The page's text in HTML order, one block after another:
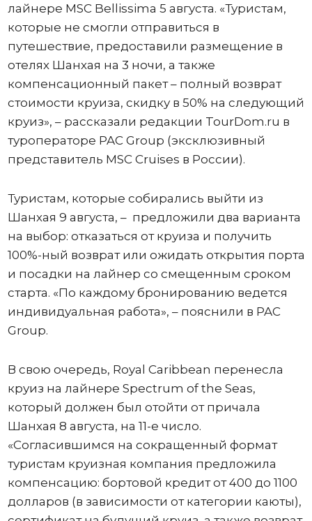
лайнере MSC Bellissima 5 августа. «Туристам,
которые не смогли отправиться в
путешествие, предоставили размещение в
отелях Шанхая на 3 ночи, а также
компенсационный пакет – полный возврат
стоимости круиза, скидку в 50% на следующий
круиз», – рассказали редакции TourDom.ru в
туроператоре PAC Group (эксклюзивный
представитель MSC Cruises в России).
Туристам, которые собирались выйти из
Шанхая 9 августа, – предложили два варианта
на выбор: отказаться от круиза и получить
100%-ный возврат или ожидать открытия порта
и посадки на лайнер со смещенным сроком
старта. «По каждому бронированию ведется
индивидуальная работа», – пояснили в PAC
Group.
В свою очередь, Royal Caribbean перенесла
круиз на лайнере Spectrum of the Seas,
который должен был отойти от причала
Шанхая 8 августа, на 11-е число.
«Согласившимся на сокращенный формат
туристам круизная компания предложила
компенсацию: бортовой кредит от 400 до 1100
долларов (в зависимости от категории каюты),